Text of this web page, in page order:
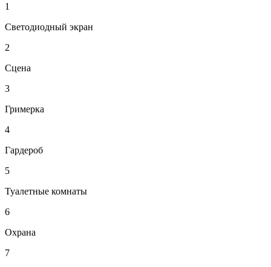
1
Светодиодный экран
2
Сцена
3
Гримерка
4
Гардероб
5
Туалетные комнаты
6
Охрана
7